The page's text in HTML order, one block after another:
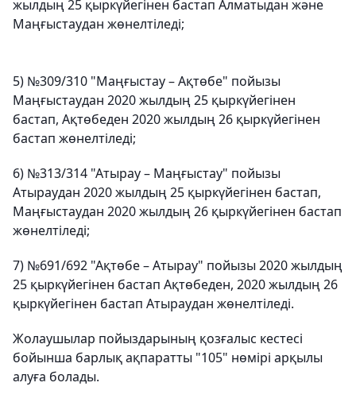
жылдың 25 қыркүйегінен бастап Алматыдан және
Маңғыстаудан жөнелтіледі;
5) №309/310 "Маңғыстау – Ақтөбе" пойызы
Маңғыстаудан 2020 жылдың 25 қыркүйегінен
бастап, Ақтөбеден 2020 жылдың 26 қыркүйегінен
бастап жөнелтіледі;
6) №313/314 "Атырау – Маңғыстау" пойызы
Атыраудан 2020 жылдың 25 қыркүйегінен бастап,
Маңғыстаудан 2020 жылдың 26 қыркүйегінен бастап
жөнелтіледі;
7) №691/692 "Ақтөбе – Атырау" пойызы 2020 жылдың
25 қыркүйегінен бастап Ақтөбеден, 2020 жылдың 26
қыркүйегінен бастап Атыраудан жөнелтіледі.
Жолаушылар пойыздарының қозғалыс кестесі
бойынша барлық ақпаратты "105" нөмірі арқылы
алуға болады.